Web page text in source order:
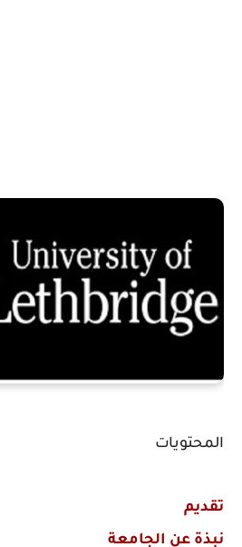
المحتويات
تقديم
نبذة عن الجامعة